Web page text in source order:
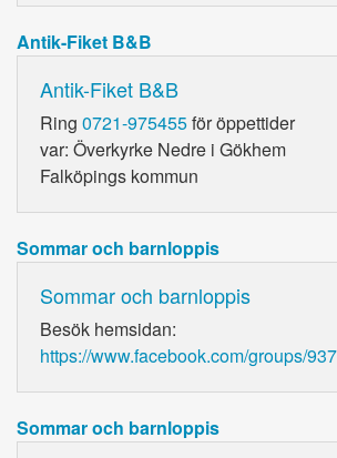
Antik-Fiket B&B
Antik-Fiket B&B
Ring 0721-975455för öppettider
var: Överkyrke Nedre i Gökhem
Falköpings kommun
Sommar och barnloppis
Sommar och barnloppis
Besök hemsidan:
https://www.facebook.com/groups/
Sommar och barnloppis